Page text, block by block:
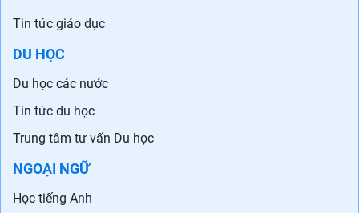
Tin tức giáo dục
DU HỌC
Du học các nước
Tin tức du học
Trung tâm tư vấn Du học
NGOẠI NGỮ
Học tiếng Anh